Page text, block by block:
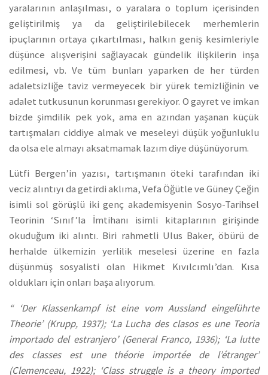
yaralarının anlaşılması, o yaralara o toplum içerisinden
geliştirilmiş ya da geliştirilebilecek merhemlerin
ipuçlarının ortaya çıkartılması, halkın geniş kesimleriyle
düşünce alışverişini sağlayacak gündelik ilişkilerin inşa
edilmesi, vb. Ve tüm bunları yaparken de her türden
adaletsizliğe taviz vermeyecek bir yürek temizliğinin ve
adalet tutkusunun korunması gerekiyor. O gayret ve imkan
bizde şimdilik pek yok, ama en azından yaşanan küçük
tartışmaları ciddiye almak ve meseleyi düşük yoğunluklu
da olsa ele almayı aksatmamak lazım diye düşünüyorum.
Lütfi Bergen’in yazısı, tartışmanın öteki tarafından iki
veciz alıntıyı da getirdi aklıma, Vefa Öğütle ve Güney Çeğin
isimli sol görüşlü iki genç akademisyenin Sosyo-Tarihsel
Teorinin ‘Sınıf’la İmtihanı isimli kitaplarının girişinde
okuduğum iki alıntı. Biri rahmetli Ulus Baker, öbürü de
herhalde ülkemizin yerlilik meselesi üzerine en fazla
düşünmüş sosyalisti olan Hikmet Kıvılcımlı’dan. Kısa
oldukları için onları başa alıyorum.
“ ‘Der Klassenkampf ist eine vom Aussland eingeführte
Theorie’ (Krupp, 1937); ‘La Lucha des clasos es une Teoria
importado del estranjero’ (General Franco, 1936); ‘La lutte
des classes est une théorie importée de l’étranger’
(Clemenceau, 1922); ‘Class struggle is a theory imported